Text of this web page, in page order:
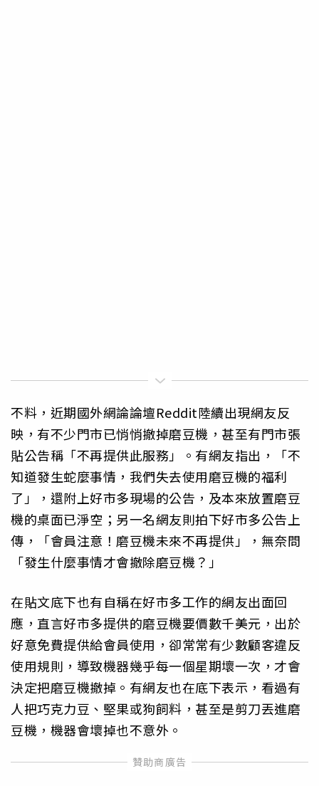
不料，近期國外網論論壇Reddit陸續出現網友反
映，有不少門市已悄悄撤掉磨豆機，甚至有門市張
貼公告稱「不再提供此服務」。有網友指出，「不
知道發生蛇麼事情，我們失去使用磨豆機的福利
了」，還附上好市多現場的公告，及本來放置磨豆
機的桌面已淨空；另一名網友則拍下好市多公告上
傳，「會員注意！磨豆機未來不再提供」，無奈問
「發生什麼事情才會撤除磨豆機？」
在貼文底下也有自稱在好市多工作的網友出面回
應，直言好市多提供的磨豆機要價數千美元，出於
好意免費提供給會員使用，卻常常有少數顧客違反
使用規則，導致機器幾乎每一個星期壞一次，才會
決定把磨豆機撤掉。有網友也在底下表示，看過有
人把巧克力豆、堅果或狗飼料，甚至是剪刀丟進磨
豆機，機器會壞掉也不意外。